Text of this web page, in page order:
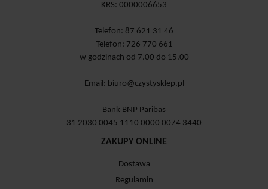
KRS: 0000006653
Telefon: 87 621 31 46
Telefon: 726 770 661
w godzinach od 7.00 do 15.00
Email: biuro@czystysklep.pl
Bank BNP Paribas
31 2030 0045 1110 0000 0074 3440
ZAKUPY ONLINE
Dostawa
Regulamin